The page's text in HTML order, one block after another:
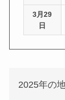
3月29
日
2025年の